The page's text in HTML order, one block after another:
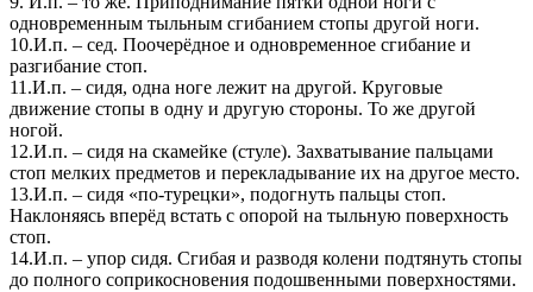
одновременным тыльным сгибанием стопы другой ноги.
10.И.п. – сед. Поочерёдное и одновременное сгибание и
разгибание стоп.
11.И.п. – сидя, одна ноге лежит на другой. Круговые
движение стопы в одну и другую стороны. То же другой
ногой.
12.И.п. – сидя на скамейке (стуле). Захватывание пальцами
стоп мелких предметов и перекладывание их на другое место.
13.И.п. – сидя «по-турецки», подогнуть пальцы стоп.
Наклоняясь вперёд встать с опорой на тыльную поверхность
стоп.
14.И.п. – упор сидя. Сгибая и разводя колени подтянуть стопы
до полного соприкосновения подошвенными поверхностями.